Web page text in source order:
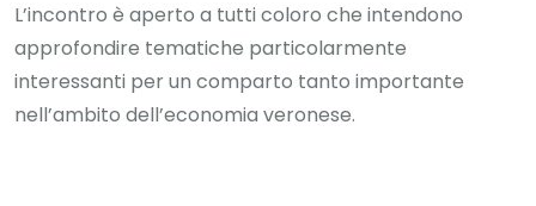
L’incontro è aperto a tutti coloro che intendono
approfondire tematiche particolarmente
interessanti per un comparto tanto importante
nell’ambito dell’economia veronese.